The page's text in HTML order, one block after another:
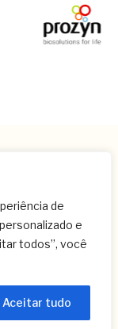
de
e
todos”, você
Aceitar tudo